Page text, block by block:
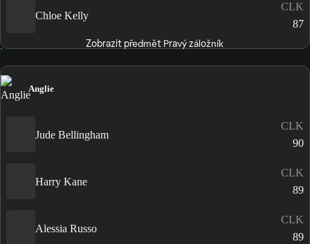
Chloe Kelly
CLK
87
Zobrazit předmět Pravý záložník
Anglie
Jude Bellingham
CLK
90
Harry Kane
CLK
89
Alessia Russo
CLK
89